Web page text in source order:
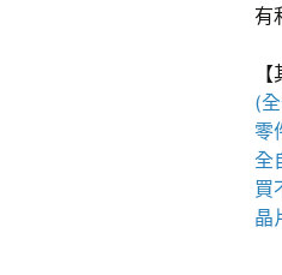
有
(
零
全
買
晶